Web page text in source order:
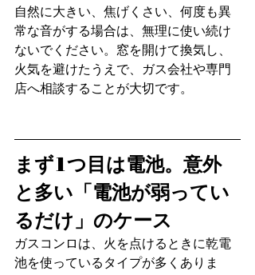
自然に大きい、焦げくさい、何度も異
常な音がする場合は、無理に使い続け
ないでください。窓を開けて換気し、
火気を避けたうえで、ガス会社や専門
店へ相談することが大切です。
まず1つ目は電池。意外
と多い「電池が弱ってい
るだけ」のケース
ガスコンロは、火を点けるときに乾電
池を使っているタイプが多くありま